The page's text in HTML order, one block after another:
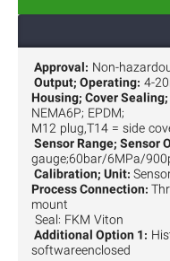
Approval: Non-
Output; Operating: 4-
Housing; Cover
NEMA6P; EPDM;
M12 plug,T14 = side
Sensor Range; Sensor
gauge;60bar/6MPa/
Calibration; Unit:
Process Connection:
mount
Seal: FKM Viton
Additional Option 1:
softwareenclosed